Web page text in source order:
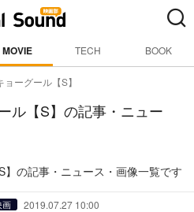
MOVIE TECH BOOK
ーグール【S】
ル【S】の記事・ニュー
の記事・ニュース・画像一覧です
画 2019.07.27 10:00